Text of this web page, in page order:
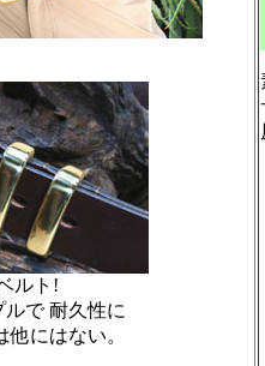
ルト!
で 耐久性に
にはない。